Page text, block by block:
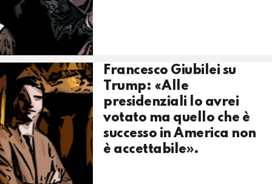
Francesco Giubilei su
Trump: «Alle
presidenziali lo avrei
votato ma quello che è
successo in America non
è accettabile».